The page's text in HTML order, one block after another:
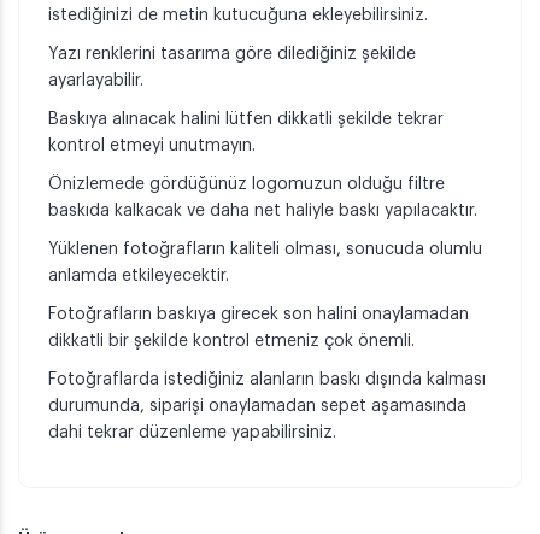
istediğinizi de metin kutucuğuna ekleyebilirsiniz.
Yazı renklerini tasarıma göre dilediğiniz şekilde
ayarlayabilir.
Baskıya alınacak halini lütfen dikkatli şekilde tekrar
kontrol etmeyi unutmayın.
Önizlemede gördüğünüz logomuzun olduğu filtre
baskıda kalkacak ve daha net haliyle baskı yapılacaktır.
Yüklenen fotoğrafların kaliteli olması, sonucuda olumlu
anlamda etkileyecektir.
Fotoğrafların baskıya girecek son halini onaylamadan
dikkatli bir şekilde kontrol etmeniz çok önemli.
Fotoğraflarda istediğiniz alanların baskı dışında kalması
durumunda, siparişi onaylamadan sepet aşamasında
dahi tekrar düzenleme yapabilirsiniz.